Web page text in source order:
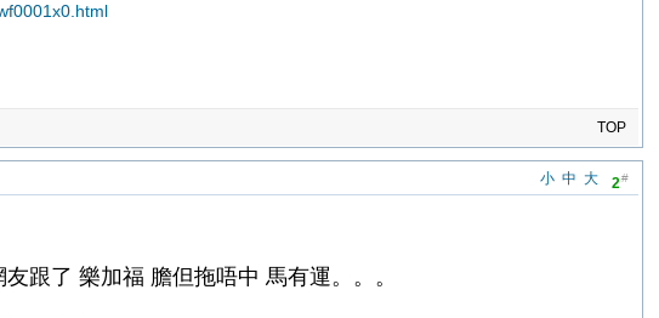
TOP
2#
大
中
小
跟了 樂加福 膽但拖唔中 馬有運。。。